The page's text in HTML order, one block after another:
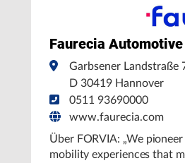
Faurecia Automotive
Garbsener Landstraße
D 30419 Hannover
0511 93690000
www.faurecia.com
Über FORVIA: „We
mobility experiences that